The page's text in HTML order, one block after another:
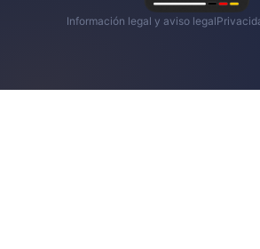
Información legal y aviso legal